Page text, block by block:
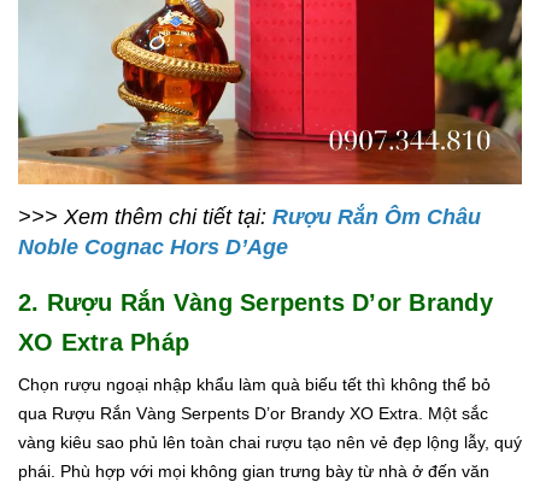
>>> Xem thêm chi tiết tại: Rượu Rắn Ôm Châu
Noble Cognac Hors D’Age
2. Rượu Rắn Vàng Serpents D’or Brandy
XO Extra Pháp
Chọn rượu ngoại nhập khẩu làm quà biếu tết thì không thể bỏ
qua Rượu Rắn Vàng Serpents D’or Brandy XO Extra. Một sắc
vàng kiêu sao phủ lên toàn chai rượu tạo nên vẻ đẹp lộng lẫy, quý
phái. Phù hợp với mọi không gian trưng bày từ nhà ở đến văn